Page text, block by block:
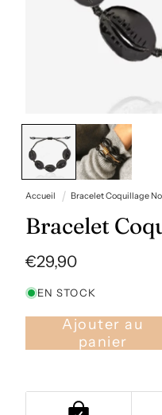
média
1
dans
une
fenêtre
modale
Accueil Bracelet Coquillage
Bracelet
Prix
€29,90
EN STOCK
Ajouter au
panier